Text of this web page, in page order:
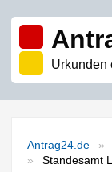
Urkunden
Antrag24.de
Standesamt